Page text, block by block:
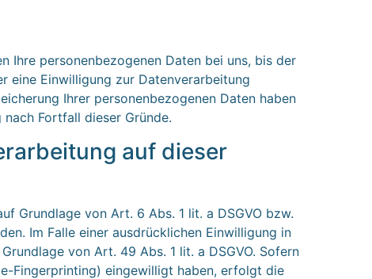
Ihre personenbezogenen Daten bei uns, bis der
eine Einwilligung zur Datenverarbeitung
Ihrer personenbezogenen Daten haben
Fortfall dieser Gründe.
auf dieser
Grundlage von Art. 6 Abs. 1 lit. a DSGVO bzw.
Im Falle einer ausdrücklichen Einwilligung in
von Art. 49 Abs. 1 lit. a DSGVO. Sofern
Fingerprinting) eingewilligt haben, erfolgt die